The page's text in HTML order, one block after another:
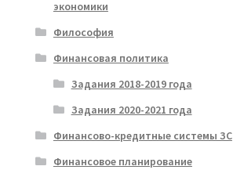
экономики
Философия
Финансовая политика
Задания 2018-2019 года
Задания 2020-2021 года
Финансово-кредитные системы ЗС
Финансовое планирование